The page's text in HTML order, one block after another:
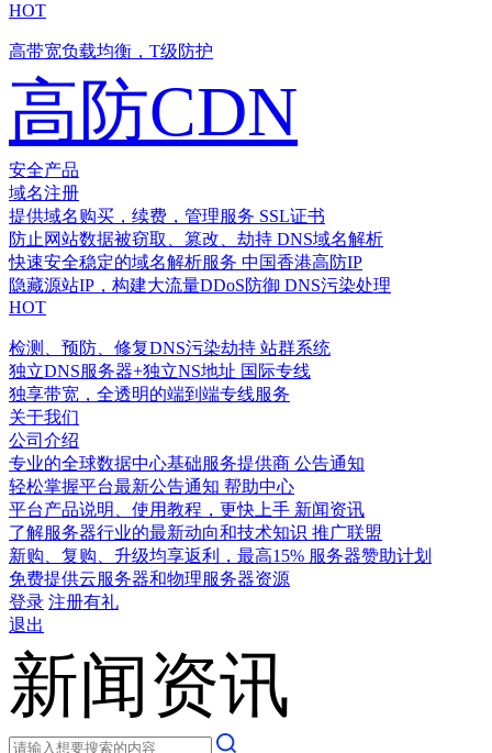
HOT
高带宽负载均衡，T级防护
高防CDN
安全产品
域名注册
提供域名购买，续费，管理服务 SSL证书
防止网站数据被窃取、篡改、劫持 DNS域名解析
快速安全稳定的域名解析服务 中国香港高防IP
隐藏源站IP，构建大流量DDoS防御 DNS污染处理
HOT
检测、预防、修复DNS污染劫持 站群系统
独立DNS服务器+独立NS地址 国际专线
独享带宽，全透明的端到端专线服务
关于我们
公司介绍
专业的全球数据中心基础服务提供商 公告通知
轻松掌握平台最新公告通知 帮助中心
平台产品说明、使用教程，更快上手 新闻资讯
了解服务器行业的最新动向和技术知识 推广联盟
新购、复购、升级均享返利，最高15% 服务器赞助计划
免费提供云服务器和物理服务器资源
登录 注册有礼
退出
新闻资讯